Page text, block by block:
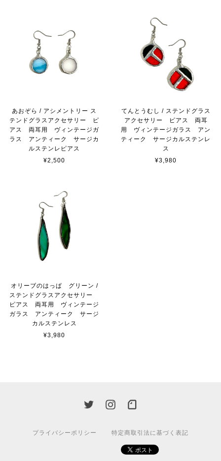
あおぞら / アシメントリー ス
テンドグラスアクセサリー ピ
アス 両耳用 ヴィンテージガ
ラス アンティーク サージカ
ルステンレピアス
¥2,500
てんとうむし / ステンドグラス
アクセサリー ピアス 両耳
用 ヴィンテージガラス アン
ティーク サージカルステンレ
ス
¥3,980
オリーブのはっぱ グリーン /
ステンドグラスアクセサリー
ピアス 両耳用 ヴィンテージ
ガラス アンティーク サージ
カルステンレス
¥3,980
プライバシーポリシー 特定商取引法に基づく表記